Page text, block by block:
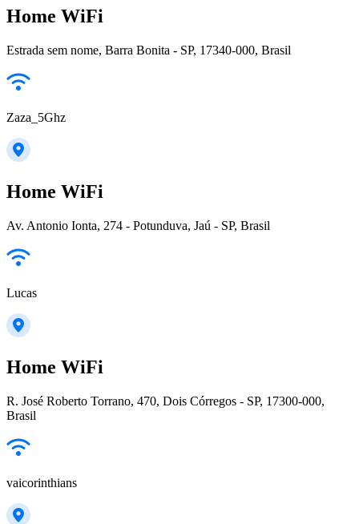
Home WiFi
Estrada sem nome, Barra Bonita - SP, 17340-000, Brasil
Zaza_5Ghz
Home WiFi
Av. Antonio Ionta, 274 - Potunduva, Jaú - SP, Brasil
Lucas
Home WiFi
R. José Roberto Torrano, 470, Dois Córregos - SP, 17300-000,
Brasil
vaicorinthians